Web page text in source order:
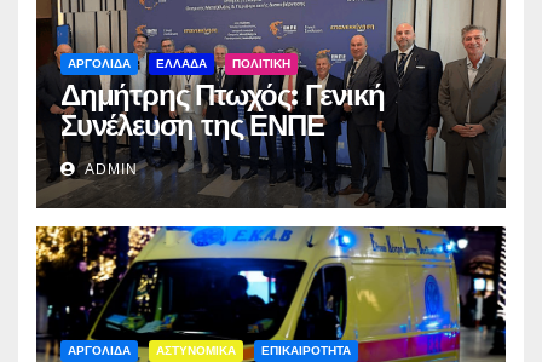
ΑΡΓΟΛΙΔΑ ΕΛΛΑΔΑ ΠΟΛΙΤΙΚΗ
Δημήτρης Πτωχός: Γενική
Συνέλευση της ΕΝΠΕ
ADMIN
ΑΡΓΟΛΙΔΑ ΑΣΤΥΝΟΜΙΚΑ ΕΠΙΚΑΙΡΟΤΗΤΑ